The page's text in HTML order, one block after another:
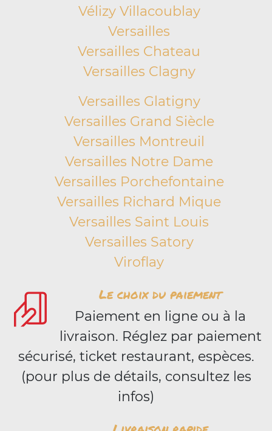
Vélizy Villacoublay
Versailles
Versailles Chateau
Versailles Clagny
Versailles Glatigny
Versailles Grand Siècle
Versailles Montreuil
Versailles Notre Dame
Versailles Porchefontaine
Versailles Richard Mique
Versailles Saint Louis
Versailles Satory
Viroflay
Le choix du paiement
Paiement en ligne ou à la
livraison. Réglez par paiement
sécurisé, ticket restaurant, espèces.
(pour plus de détails, consultez les
infos)